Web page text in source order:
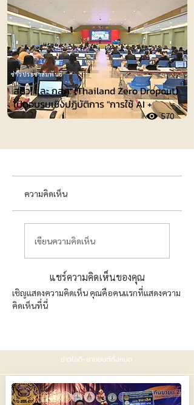
สปว. และ กสศ. (Thailand Zero Dropout)
เปิดอบรมเชิงปฏิบัติการ "การใช้ AI +
570
ข่าวประชาสัมพันธ์
ความคิดเห็น
เขียนความคิดเห็น
แชร์ความคิดเห็นของคุณ
เชิญแสดงความคิดเห็น คุณคือคนแรกที่แสดงความ
คิดเห็นที่นี่
ข่าวไอที-ยานยนต์ทั้งหมด